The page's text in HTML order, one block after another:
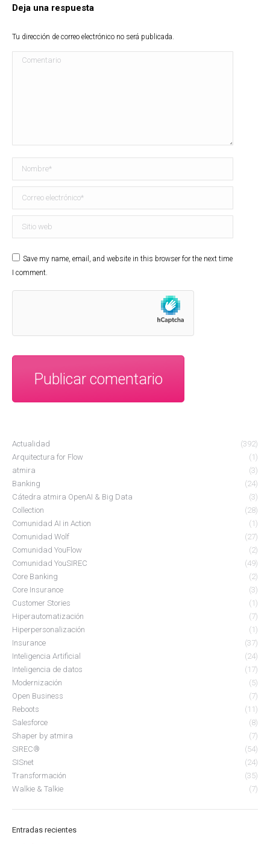
Deja una respuesta
Tu dirección de correo electrónico no será publicada.
Comentario
Nombre *
Correo electrónico *
Sitio web
Save my name, email, and website in this browser for the next time
I comment.
Publicar comentario
Actualidad
(392)
Arquitectura for Flow
(1)
atmira
(3)
Banking
(24)
Cátedra atmira OpenAI & Big Data
(3)
Collection
(28)
Comunidad AI in Action
(1)
Comunidad Wolf
(27)
Comunidad YouFlow
(2)
Comunidad YouSIREC
(49)
Core Banking
(2)
Core Insurance
(3)
Customer Stories
(1)
Hiperautomatización
(7)
Hiperpersonalización
(1)
Insurance
(37)
Inteligencia Artificial
(24)
Inteligencia de datos
(17)
Modernización
(5)
Open Business
(7)
Reboots
(11)
Salesforce
(8)
Shaper by atmira
(7)
SIREC®
(54)
SISnet
(24)
Transformación
(35)
Walkie & Talkie
(7)
Entradas recientes